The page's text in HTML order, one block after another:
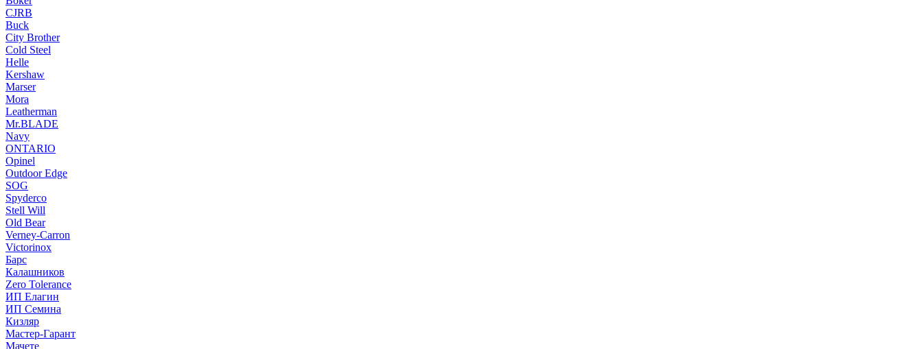
CJRB
Buck
City Brother
Cold Steel
Helle
Kershaw
Marser
Mora
Leatherman
Mr.BLADE
Navy
ONTARIO
Opinel
Outdoor Edge
SOG
Spyderco
Stell Will
Old Bear
Verney-Carron
Victorinox
Барс
Калашников
Zero Tolerance
ИП Елагин
ИП Семина
Кизляр
Мастер-Гарант
Мачете